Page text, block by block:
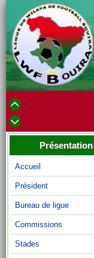
Présentation
Accueil
Président
Bureau de ligue
Commissions
Stades